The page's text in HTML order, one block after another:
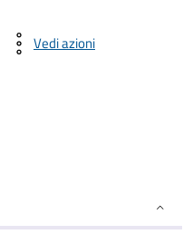
Vedi azioni